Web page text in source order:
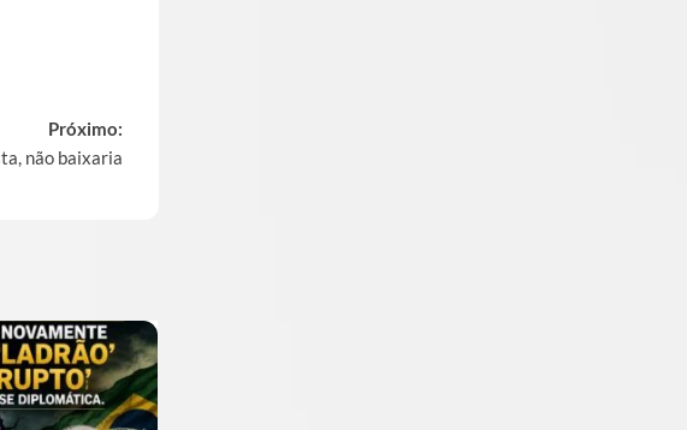
Próximo:
não baixaria